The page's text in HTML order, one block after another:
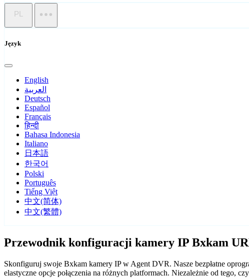
PL
Język
English
العربية
Deutsch
Español
Français
हिन्दी
Bahasa Indonesia
Italiano
日本語
한국어
Polski
Português
Tiếng Việt
中文(简体)
中文(繁體)
Przewodnik konfiguracji kamery IP Bxkam
Skonfiguruj swoje Bxkam kamery IP w Agent DVR. Nasze bezpłatne
elastyczne opcje połączenia na różnych platformach. Niezależnie od tego,